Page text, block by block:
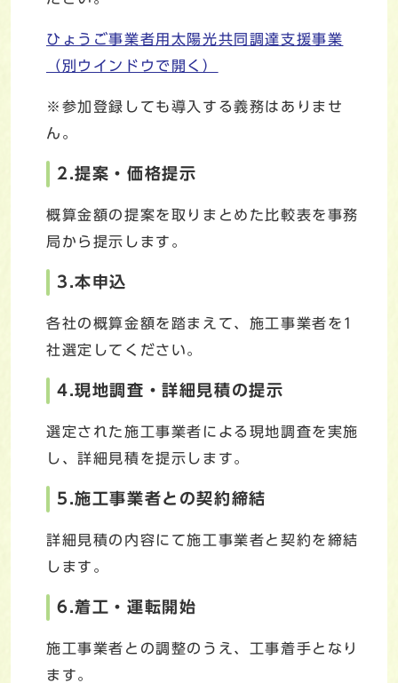
ひょうご事業者用太陽光共同調達支援事業
（別ウインドウで開く）
※参加登録しても導入する義務はありませ
ん。
2.提案・価格提示
概算金額の提案を取りまとめた比較表を事務
局から提示します。
3.本申込
各社の概算金額を踏まえて、施工事業者を1
社選定してください。
4.現地調査・詳細見積の提示
選定された施工事業者による現地調査を実施
し、詳細見積を提示します。
5.施工事業者との契約締結
詳細見積の内容にて施工事業者と契約を締結
します。
6.着工・運転開始
施工事業者との調整のうえ、工事着手となり
ます。